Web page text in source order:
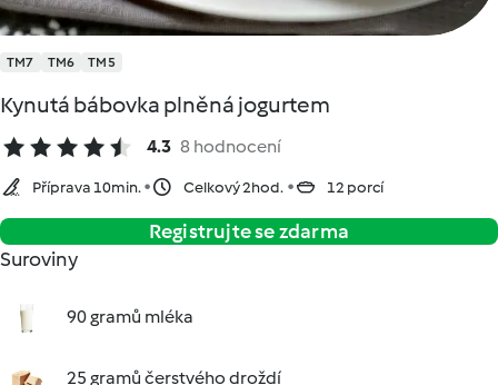
TM7 TM6 TM5
Kynutá bábovka plněná jogurtem
4.3 8 hodnocení
Příprava 10min. Celkový 2hod. 12 porcí
Registrujte se zdarma
Suroviny
90 gramů mléka
25 gramů čerstvého droždí